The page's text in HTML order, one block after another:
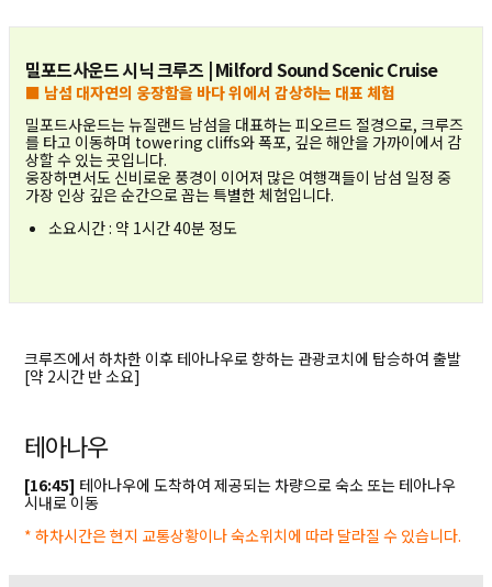
밀포드사운드 시닉 크루즈 | Milford Sound Scenic Cruise
■ 남섬 대자연의 웅장함을 바다 위에서 감상하는 대표 체험
밀포드사운드는 뉴질랜드 남섬을 대표하는 피오르드 절경으로, 크루즈
를 타고 이동하며 towering cliffs와 폭포, 깊은 해안을 가까이에서 감
상할 수 있는 곳입니다.
웅장하면서도 신비로운 풍경이 이어져 많은 여행객들이 남섬 일정 중
가장 인상 깊은 순간으로 꼽는 특별한 체험입니다.
소요시간 : 약 1시간 40분 정도
크루즈에서 하차한 이후 테아나우로 향하는 관광코치에 탑승하여 출발
[약 2시간 반 소요]
테아나우
[16:45] 테아나우에 도착하여 제공되는 차량으로 숙소 또는 테아나우
시내로 이동
* 하차시간은 현지 교통상황이나 숙소위치에 따라 달라질 수 있습니다.